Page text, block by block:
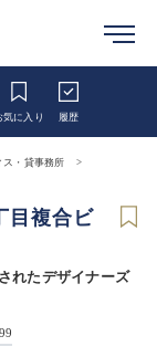
気に入り 履歴
ス・貸事務所
目複合ビ
れたデザイナーズ